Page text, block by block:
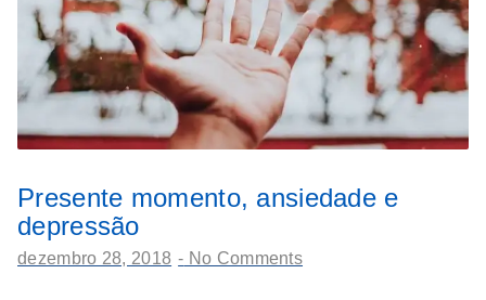
Presente momento, ansiedade e
depressão
dezembro 28, 2018 - No Comments